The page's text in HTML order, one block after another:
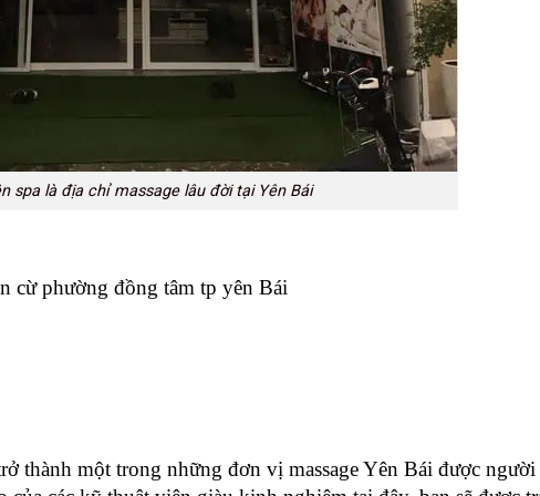
spa là địa chỉ massage lâu đời tại Yên Bái
cừ phường đồng tâm tp yên Bái
thành một trong những đơn vị massage Yên Bái được người